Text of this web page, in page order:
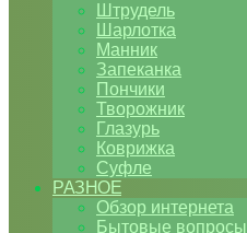
Штрудель
Шарлотка
Манник
Запеканка
Пончики
Творожник
Глазурь
Коврижка
Суфле
РАЗНОЕ
Обзор интернета
Бытовые вопросы